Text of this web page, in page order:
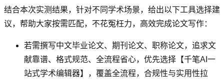
结合本次实测结果，针对不同学术场景，给出以下工具选择建
议，帮助大家按需匹配，不花冤枉力，高效完成论文写作：
若需撰写中文毕业论文、期刊论文、职称论文，追求文
献靠谱、格式规范、全流程省心，优先选择【千笔AI一
站式学术编辑器】，覆盖全流程，合规性与实用性拉